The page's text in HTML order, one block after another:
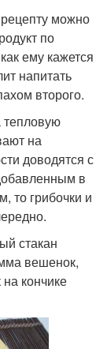
можно
по
ему кажется
напитать
второго.
тепловую
на
доводятся с
в
то грибочки и
стакан
вешенок,
кончике